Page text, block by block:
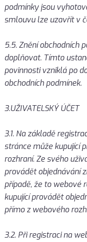
podmínky jsou
smlouvu lze uzavřít v
5.5. Znění obchodních
doplňovat. Tímto
povinnosti vzniklá po
obchodních podmínek.
3.UŽIVATELSKÝ ÚČET
3.1. Na základě
stránce může kupující
rozhraní. Ze svého
provádět objednávání
případě, že to webové
kupující provádět
přímo z webového
3.2. Při registraci na